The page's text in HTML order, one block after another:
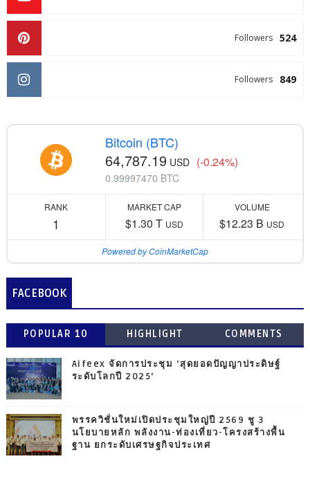
524
Followers
849
Followers
Bitcoin (BTC)
64,787.19 USD (-0.24%)
0.99997470 BTC
RANK
1
MARKET CAP
$1.30 T USD
VOLUME
$12.23 B USD
Powered by CoinMarketCap
FACEBOOK
POPULAR 10 HIGHLIGHT COMMENTS
Aifeex จัดการประชุม ‘สุดยอดปัญญาประดิษฐ์
ระดับโลกปี 2025‘
พรรควิชั่นใหม่เปิดประชุมใหญ่ปี 2569 ชู 3
นโยบายหลัก พลังงาน-ท่องเที่ยว-โครงสร้างพื้น
ฐาน ยกระดับเศรษฐกิจประเทศ